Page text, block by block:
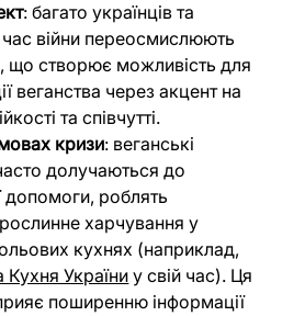
: багато українців та
час війни переосмислюють
що створює можливість для
веганства через акцент на
та співчутті.
кризи: веганські
долучаються до
допомоги, роблять
харчування у
кухнях (наприклад,
Кухня України у свій час). Ця
поширенню інформації